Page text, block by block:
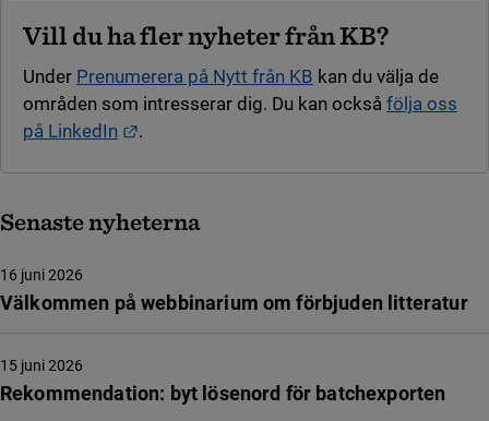
Vill du ha fler nyheter från KB?
Under Prenumerera på Nytt från KB kan du välja de
områden som intresserar dig. Du kan också följa oss
på LinkedIn
Länk till annan webbplats.
.
Senaste nyheterna
Välkommen på webbinarium om förbjuden litteratur
16 juni 2026
Rekommendation: byt lösenord för batchexporten
15 juni 2026